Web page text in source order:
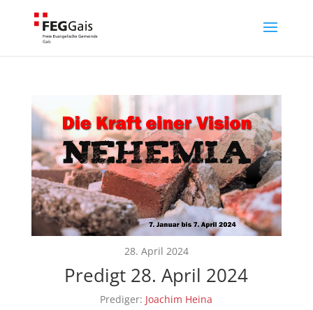
28. April 2024
Predigt 28. April 2024
Prediger: Joachim Heina